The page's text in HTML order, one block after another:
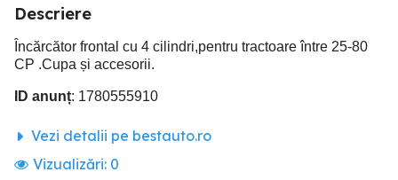
Descriere
Încărcător frontal cu 4 cilindri,pentru tractoare între 25-80
CP .Cupa și accesorii.
ID anunț: 1780555910
Vezi detalii pe bestauto.ro
Vizualizări: 0